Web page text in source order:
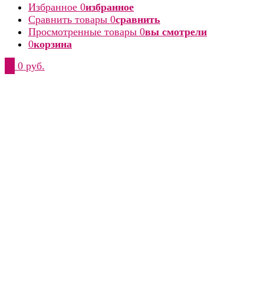
Избранное 0избранное
Сравнить товары 0сравнить
Просмотренные товары 0вы смотрели
0корзина
0 руб.